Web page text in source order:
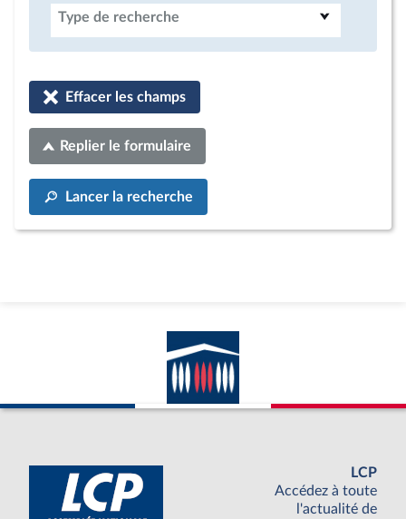
Type de recherche
Effacer les champs
Replier le formulaire
Lancer la recherche
LCP
Accédez à toute
l'actualité de